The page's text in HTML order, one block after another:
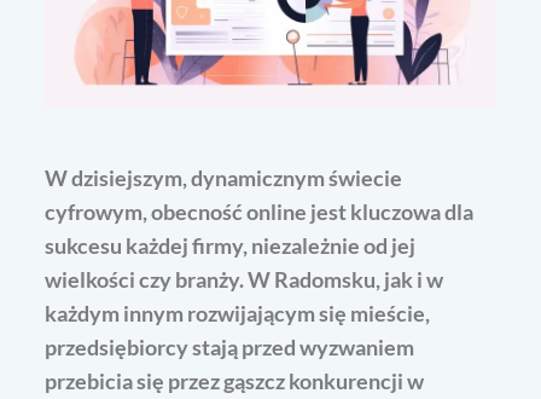
W dzisiejszym, dynamicznym świecie
cyfrowym, obecność online jest kluczowa dla
sukcesu każdej firmy, niezależnie od jej
wielkości czy branży. W Radomsku, jak i w
każdym innym rozwijającym się mieście,
przedsiębiorcy stają przed wyzwaniem
przebicia się przez gąszcz konkurencji w